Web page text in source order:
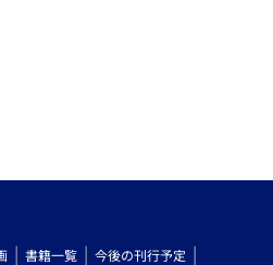
書籍一覧 今後の刊行予定